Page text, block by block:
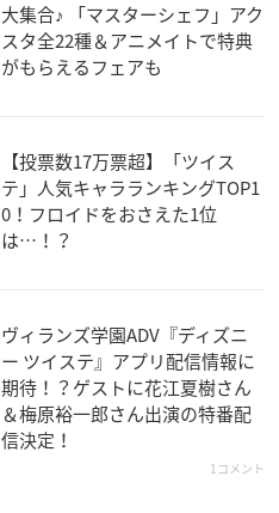
大集合♪ 「マスターシェフ」アク
スタ全22種＆アニメイトで特典
がもらえるフェアも
【投票数17万票超】「ツイス
テ」人気キャラランキングTOP1
0！フロイドをおさえた1位
は…！？
ヴィランズ学園ADV『ディズニ
ー ツイステ』アプリ配信情報に
期待！？ゲストに花江夏樹さん
＆梅原裕一郎さん出演の特番配
信決定！
1コメント